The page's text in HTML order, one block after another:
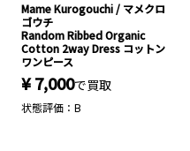
Mame Kurogouchi / マメクロ
ゴウチ
Random Ribbed Organic
Cotton 2way Dress コットン
ワンピース
¥ 7,000で買取
状態評価：B